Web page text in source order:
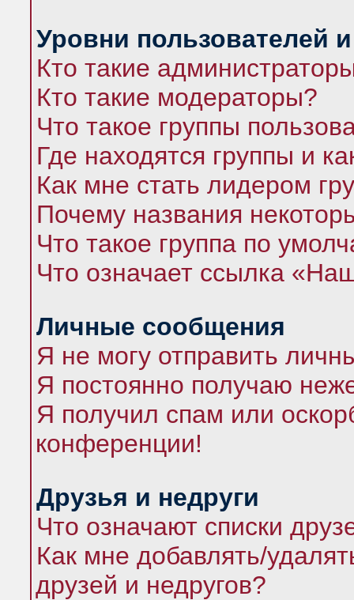
Уровни пользователей
Кто такие
Кто такие модераторы?
Что такое группы
Где находятся группы и
Как мне стать лидером
Почему названия
Что такое группа по
Что означает ссылка
Личные сообщения
Я не могу отправить
Я постоянно получаю
Я получил спам или
конференции!
Друзья и недруги
Что означают списки
Как мне добавлять/
друзей и недругов?